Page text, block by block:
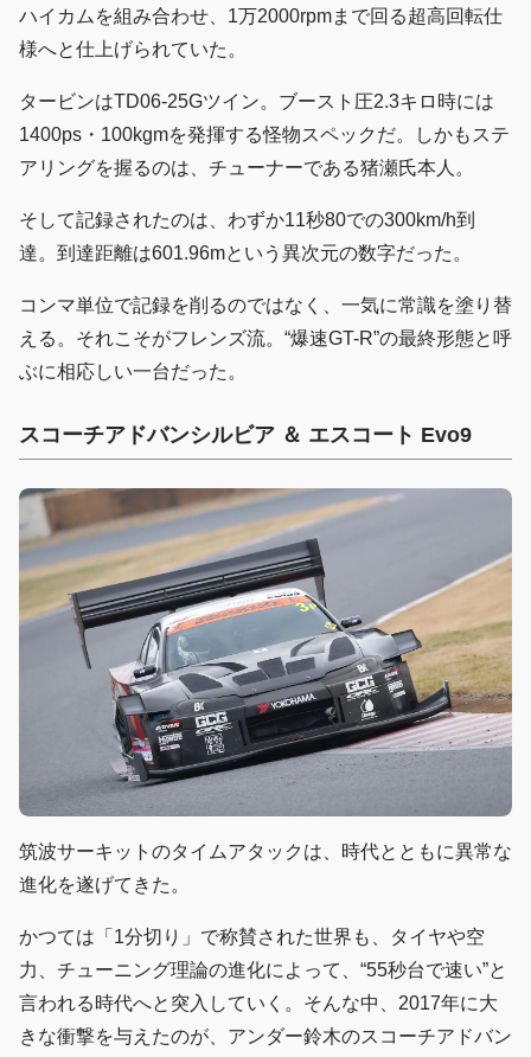
ハイカムを組み合わせ、1万2000rpmまで回る超高回転仕
様へと仕上げられていた。
タービンはTD06-25Gツイン。ブースト圧2.3キロ時には
1400ps・100kgmを発揮する怪物スペックだ。しかもステ
アリングを握るのは、チューナーである猪瀬氏本人。
そして記録されたのは、わずか11秒80での300km/h到
達。到達距離は601.96mという異次元の数字だった。
コンマ単位で記録を削るのではなく、一気に常識を塗り替
える。それこそがフレンズ流。“爆速GT-R”の最終形態と呼
ぶに相応しい一台だった。
スコーチアドバンシルビア ＆ エスコート Evo9
筑波サーキットのタイムアタックは、時代とともに異常な
進化を遂げてきた。
かつては「1分切り」で称賛された世界も、タイヤや空
力、チューニング理論の進化によって、“55秒台で速い”と
言われる時代へと突入していく。そんな中、2017年に大
きな衝撃を与えたのが、アンダー鈴木のスコーチアドバン